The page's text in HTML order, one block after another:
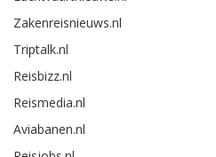
Zakenreisnieuws.nl
Triptalk.nl
Reisbizz.nl
Reismedia.nl
Aviabanen.nl